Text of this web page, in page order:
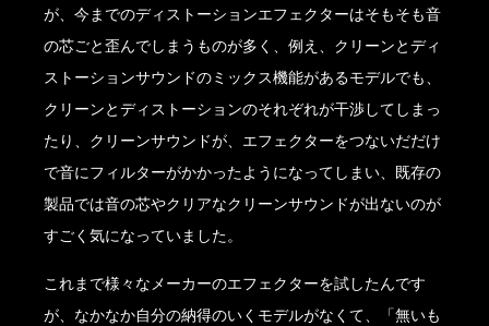
が、今までのディストーションエフェクターはそもそも音
の芯ごと歪んでしまうものが多く、例え、クリーンとディ
ストーションサウンドのミックス機能があるモデルでも、
クリーンとディストーションのそれぞれが干渉してしまっ
たり、クリーンサウンドが、エフェクターをつないだだけ
で音にフィルターがかかったようになってしまい、既存の
製品では音の芯やクリアなクリーンサウンドが出ないのが
すごく気になっていました。
これまで様々なメーカーのエフェクターを試したんです
が、なかなか自分の納得のいくモデルがなくて、「無いも